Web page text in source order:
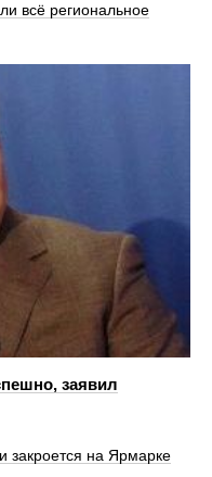
всё региональное
заявил
закроется на Ярмарке